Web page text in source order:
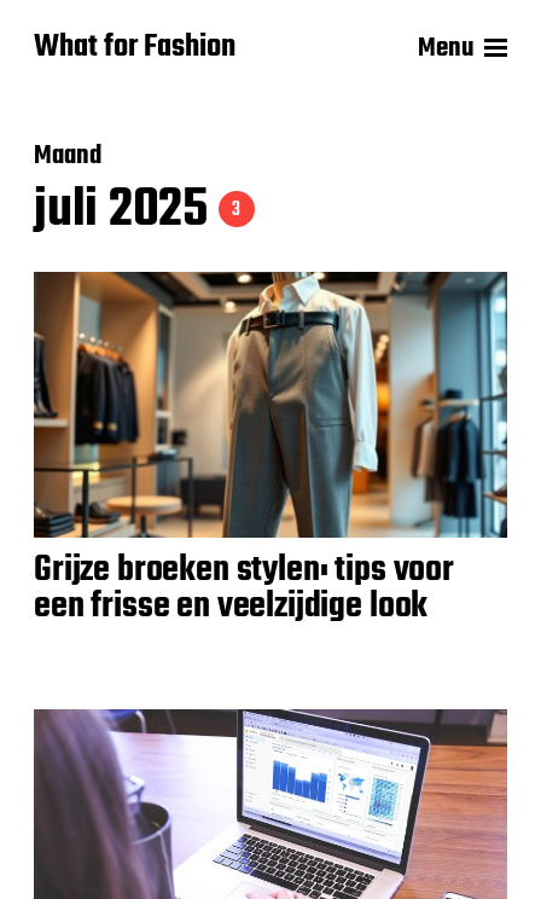
What for Fashion Menu
Maand
juli 2025 3
Grijze broeken stylen: tips voor
een frisse en veelzijdige look